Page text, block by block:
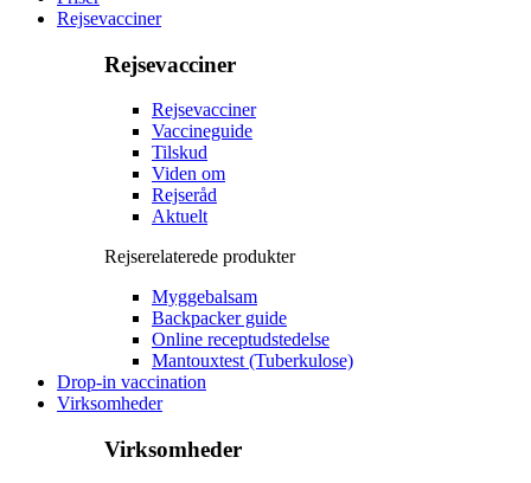
Rejsevacciner
Rejsevacciner
Rejsevacciner
Vaccineguide
Tilskud
Viden om
Rejseråd
Aktuelt
Rejserelaterede produkter
Myggebalsam
Backpacker guide
Online receptudstedelse
Mantouxtest (Tuberkulose)
Drop-in vaccination
Virksomheder
Virksomheder